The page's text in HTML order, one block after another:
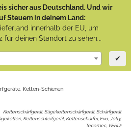
sicher aus Deutschland. Und wir
Steuern in deinem Land:
innerhalb der EU, um
für deinen Standort zu sehen...
✔
Ketten-Schienen
Kettenschärfgerät, Sägekettenschärfgerät, Schärfgerät
Kettenschleifgerät, Kettenschärfer, Evo, Jolly,
Tecomec, YERD: